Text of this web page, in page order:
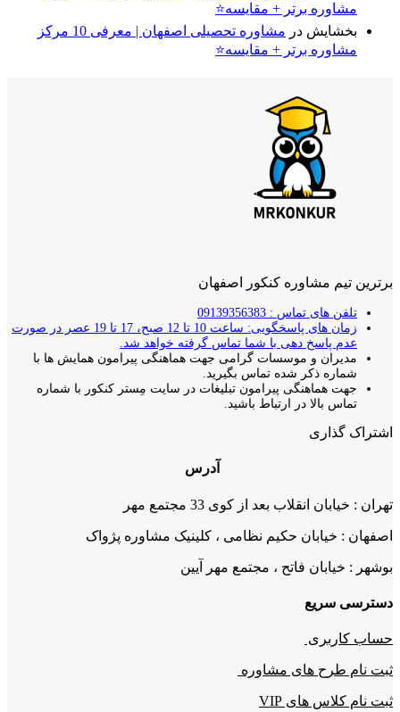
مشاوره برتر + مقایسه⭐
بخشایش در
مشاوره تحصیلی اصفهان | معرفی 10 مرکز
مشاوره برتر + مقایسه⭐
برترین تیم مشاوره کنکور اصفهان
تلفن های تماس : 09139356383
زمان های پاسخگویی: ساعت 10 تا 12 صبح، 17 تا 19 عصر در صورت
عدم پاسخ دهی با شما تماس گرفته خواهد شد.
مدیران و موسسات گرامی جهت هماهنگی پیرامون همایش ها با
شماره ذکر شده تماس بگیرید.
جهت هماهنگی پیرامون تبلیغات در سایت مِستر کنکور با شماره
تماس بالا در ارتباط باشید.
اشتراک گذاری
آدرس
تهران : خیابان انقلاب بعد از کوی 33 مجتمع مهر
اصفهان : خیابان حکیم نظامی ، کلینیک مشاوره پژواک
بوشهر : خیابان فاتح ، مجتمع مهر آیین
دسترسی سریع
حساب کاربری
ثبت نام طرح های مشاوره
ثبت نام کلاس های VIP